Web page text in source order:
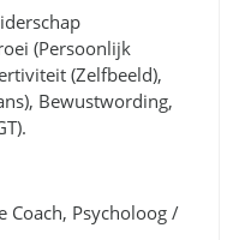
(persoonlijk
(zelfbeeld),
Bewustwording,
Coach, Psycholoog /